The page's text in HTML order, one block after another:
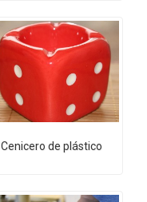
Cenicero de plástico